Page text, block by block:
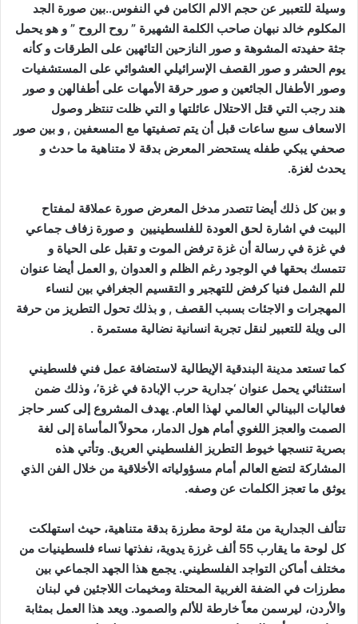
وسيلة للتعبير عن حجم الالم الكامن في النفوس..بين صورة الجد
المكلوم خالد نبهان صاحب الكلمة الشهيرة ” روح الروح ” و هو يحمل
جثة حفيدته المشوهة و صور النازحين التائهين على الطرقات و كأنه
يوم الحشر و صور القصف الإسرائيلي العشوائي على المستشفيات
وصور الأطفال الجائعين و صور حرقة الأمهات على أطفالهن و صور
هند رجب التي قتل الاحتلال عائلتها و التي ظلت تنتظر وصول
الاسعاف سبع ساعات قبل أن يتم تصفيتها مع المسعفين , و بين صور
صحفي يبكي طفله يستحضر المعرض بدقة لا متناهية ما حدث و
يحدث لغزة.
و بين كل ذلك أيضا تتصدر مدخل المعرض صورة عملاقة لمفتاح
البيت في اشارة لحق العودة للفلسطينيين و صورة زفاف جماعي
في غزة في رسالة أن غزة ترفض الموت و تقبل على الحياة و
تتمسك بحقها في الوجود رغم الظلم و العدوان ,و العمل أيضا عنوان
للم الشمل فنيا كرفض للتهجير و التقسيم الجغرافي بين لنساء
المهجرات و الاجئات بسبب القصف , و بذلك تحول التطريز من حرفة
الى ويلة للتعبير لنقل تجربة انسانية نضالية مستمرة .
كما تستعد مدينة البندقية الإيطالية لاستضافة عمل فني فلسطيني
استثنائي يحمل عنوان ‘جدارية حرب الإبادة في غزة’، وذلك ضمن
فعاليات البينالي العالمي لهذا العام. يهدف المشروع إلى كسر حاجز
الصمت والعجز اللغوي أمام هول الدمار، محولاً المأساة إلى لغة
بصرية تنسجها خيوط التطريز الفلسطيني العريق. وتأتي هذه
المشاركة لتضع العالم أمام مسؤولياته الأخلاقية من خلال الفن الذي
يوثق ما تعجز الكلمات عن وصفه.
تتألف الجدارية من مئة لوحة مطرزة بدقة متناهية، حيث استهلكت
كل لوحة ما يقارب 55 ألف غرزة يدوية، نفذتها نساء فلسطينيات من
مختلف أماكن التواجد الفلسطيني. يجمع هذا الجهد الجماعي بين
مطرزات في الضفة الغربية المحتلة ومخيمات اللاجئين في لبنان
والأردن، ليرسمن معاً خارطة للألم والصمود. ويعد هذا العمل بمثابة